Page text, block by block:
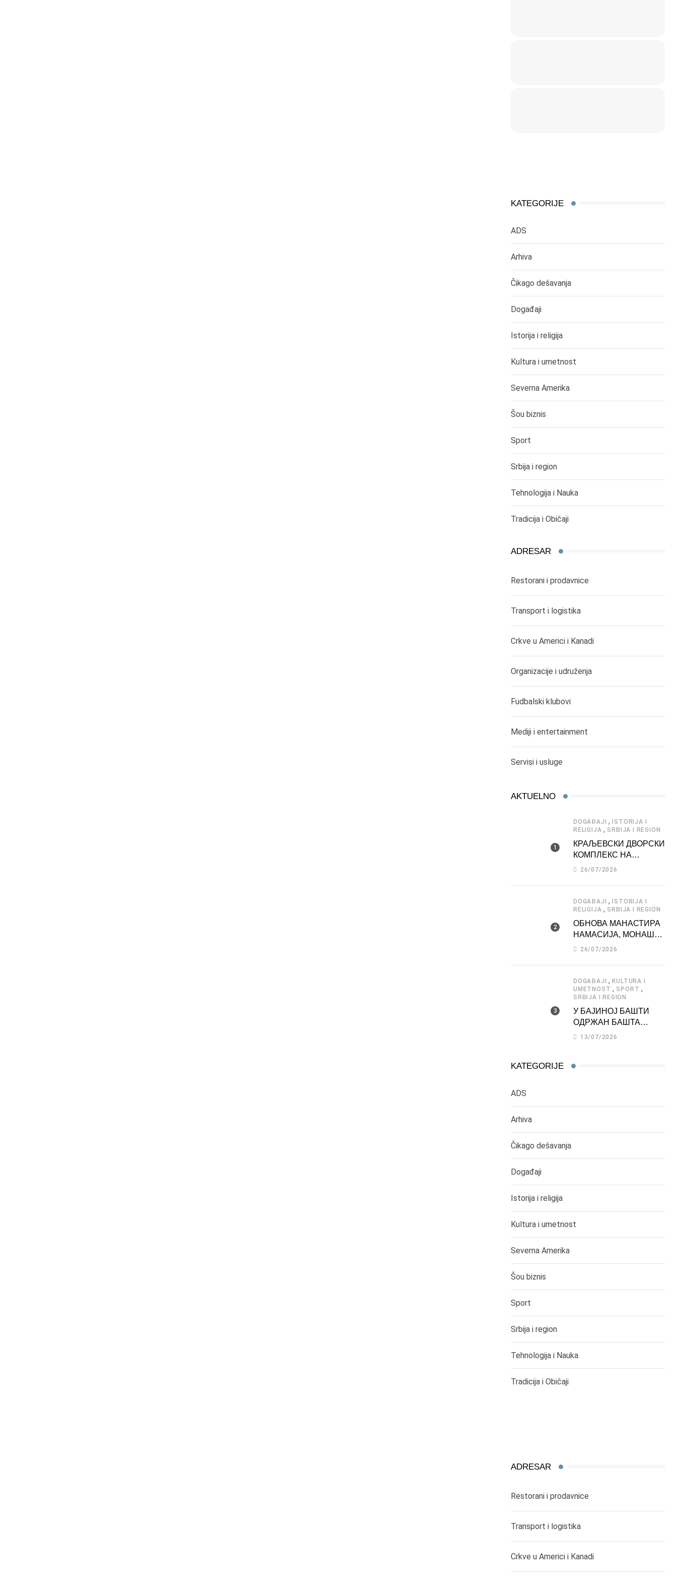
KATEGORIJE
ADS
Arhiva
Čikago dešavanja
Događaji
Istorija i religija
Kultura i umetnost
Severna Amerika
Šou biznis
Sport
Srbija i region
Tehnologija i Nauka
Tradicija i Običaji
ADRESAR
Restorani i prodavnice
Transport i logistika
Crkve u Americi i Kanadi
Organizacije i udruženja
Fudbalski klubovi
Mediji i entertainment
Servisi i usluge
AKTUELNO
DOGAĐAJI ,ISTORIJA I
RELIGIJA , SRBIJA I REGION
КРАЉЕВСКИ ДВОРСКИ
КОМПЛЕКС НА
ДЕДИЊУ –
АТРАКЦИЈА
26/07/2026
DOGAĐAJI ,ISTORIJA I
RELIGIJA , SRBIJA I REGION
ОБНОВА МАНАСТИРА
НАМАСИЈА, МОНАШКЕ
ЗАДУЖБИНЕ
26/07/2026
DOGAĐAJI ,KULTURA I
UMETNOST , SPORT ,
SRBIJA I REGION
У БАЈИНОЈ БАШТИ
ОДРЖАН БАШТА
ФЕСТ 2026
13/07/2026
KATEGORIJE
ADS
Arhiva
Čikago dešavanja
Događaji
Istorija i religija
Kultura i umetnost
Severna Amerika
Šou biznis
Sport
Srbija i region
Tehnologija i Nauka
Tradicija i Običaji
ADRESAR
Restorani i prodavnice
Transport i logistika
Crkve u Americi i Kanadi